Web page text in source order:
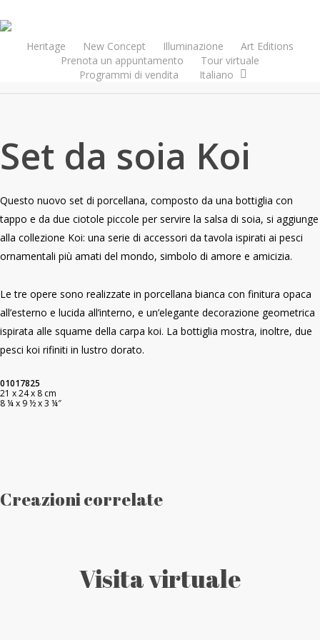
to
Heritage New Concept Illuminazione
Art Editions
Prenota un appuntamento
Tour virtuale
Programmi di vendita
Italiano
Set da soia Koi
Questo nuovo set di porcellana, composto da una bottiglia con
tappo e da due ciotole piccole per servire la salsa di soia, si aggiunge
alla collezione Koi: una serie di accessori da tavola ispirati ai pesci
ornamentali più amati del mondo, simbolo di amore e amicizia.
Le tre opere sono realizzate in porcellana bianca con finitura opaca
all’esterno e lucida all’interno, e un’elegante decorazione geometrica
ispirata alle squame della carpa koi. La bottiglia mostra, inoltre, due
pesci koi rifiniti in lustro dorato.
01017825
21 x 24 x 8 cm
8 ¼ x 9 ½ x 3 ¼″
Creazioni correlate
Visita virtuale